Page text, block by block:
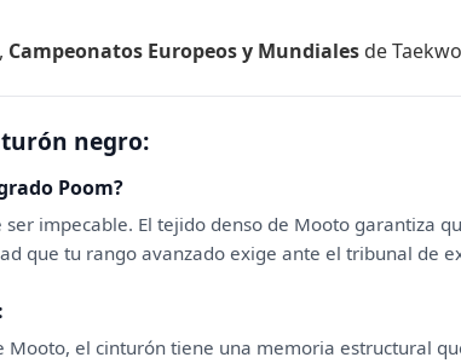
, Campeonatos Europeos y Mundiales de
negro:
Poom?
ser impecable. El tejido denso de Mooto garantiza
que tu rango avanzado exige ante el tribunal de
Mooto, el cinturón tiene una memoria estructural